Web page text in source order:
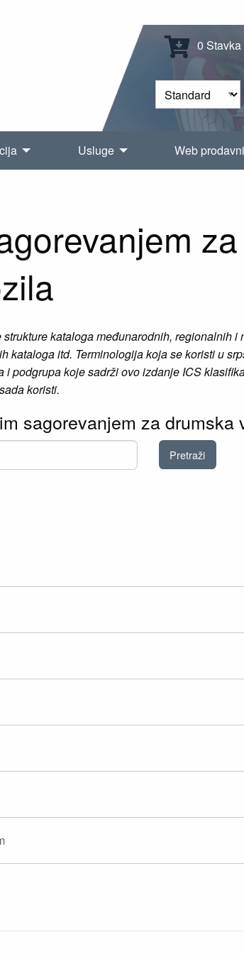
0 Stavka
Usluge Web
kataloga međunarodnih, regionalnih
itd. Terminologija koja se koristi u
podgrupa koje sadrži ovo izdanje ICS
koristi.
sagorevanjem za drumska